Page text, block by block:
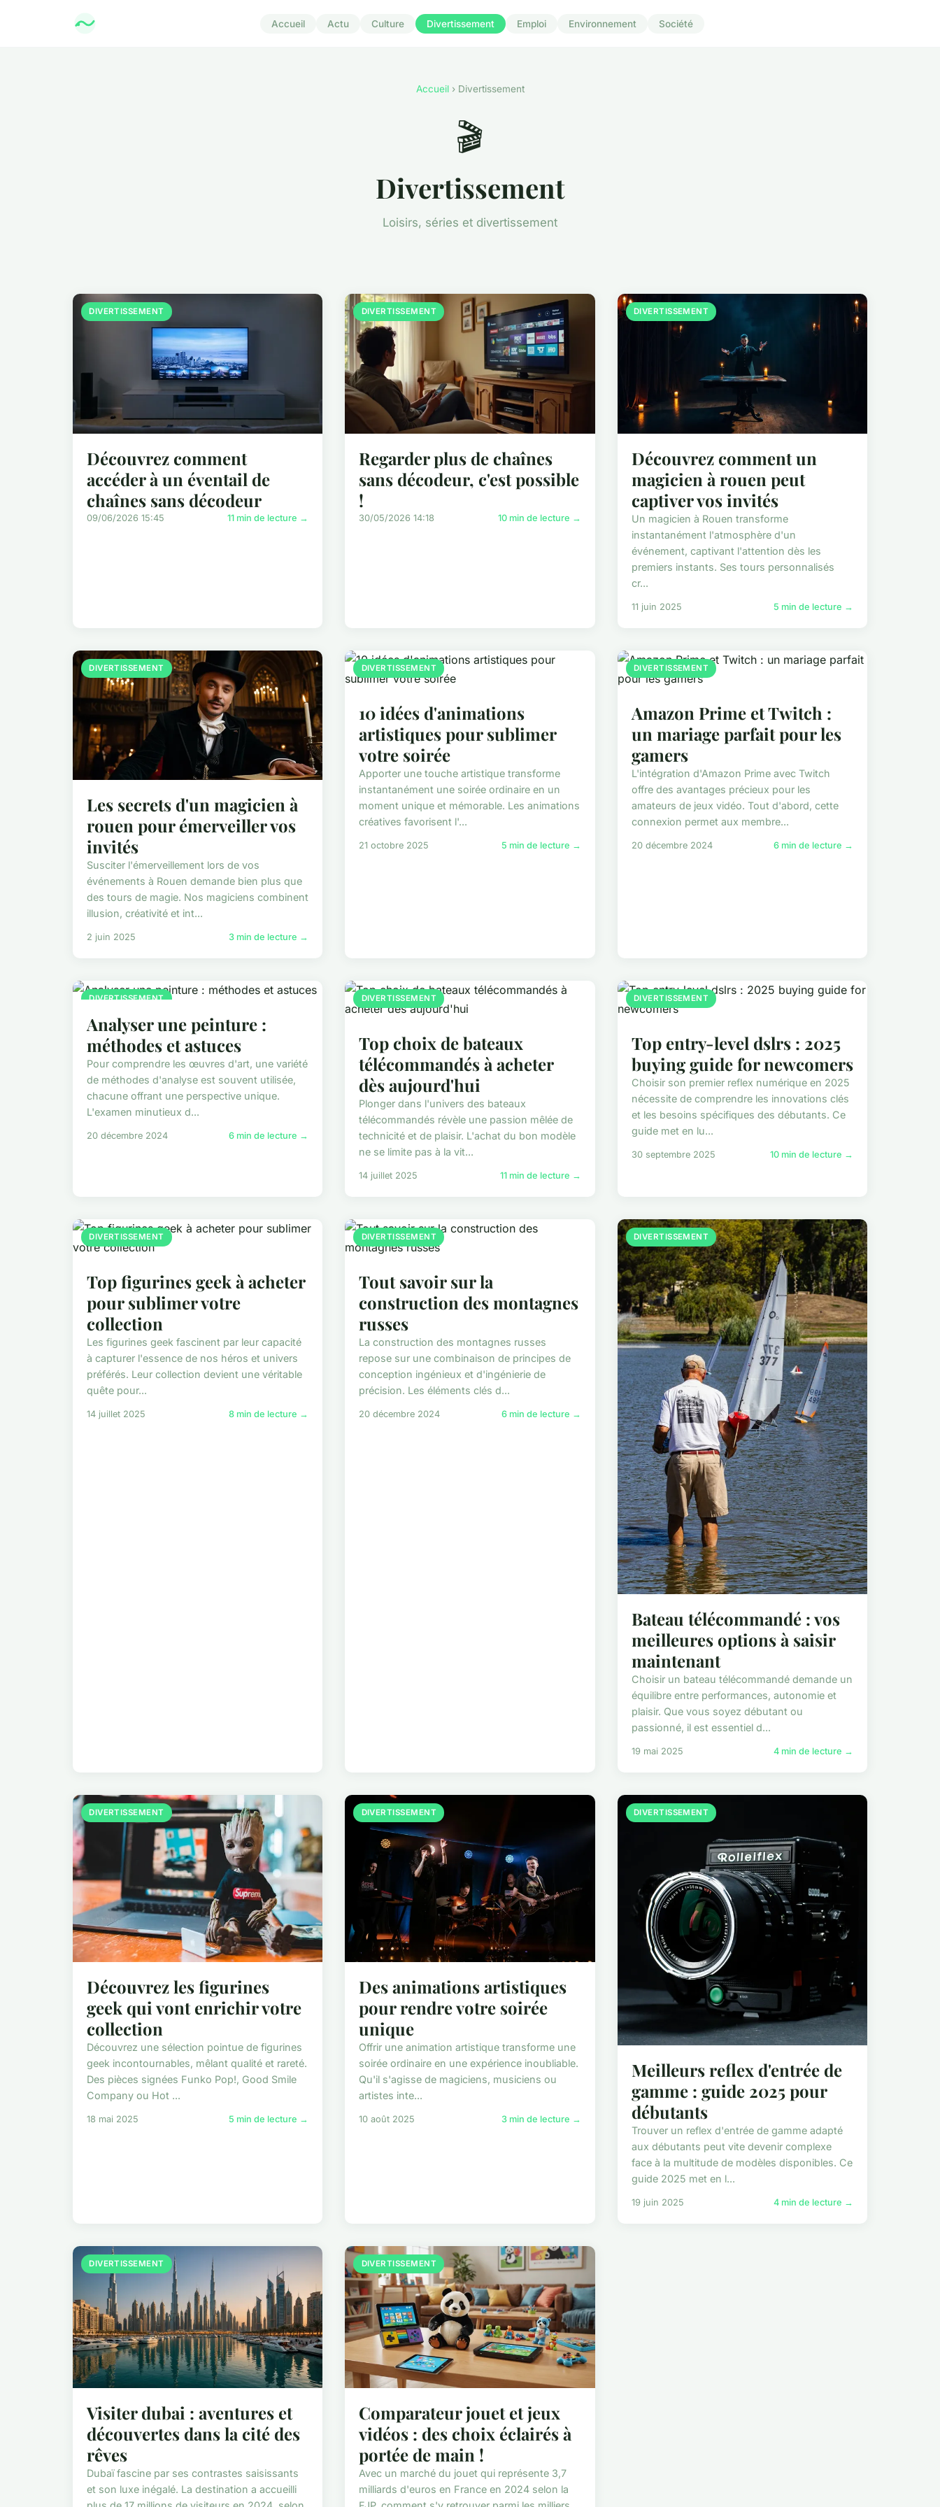
Accueil Actu Culture Divertissement Emploi Environnement Société
Accueil› Divertissement
🎬
Divertissement
Loisirs, séries et divertissement
DIVERTISSEMENT
Découvrez comment
accéder à un éventail de
chaînes sans décodeur
09/06/2026 15:45 11 min de lecture →
DIVERTISSEMENT
Regarder plus de chaînes
sans décodeur, c'est possible
!
30/05/2026 14:18 10 min de lecture →
DIVERTISSEMENT
Découvrez comment un
magicien à rouen peut
captiver vos invités
Un magicien à Rouen transforme
instantanément l'atmosphère d'un
événement, captivant l'attention dès les
premiers instants. Ses tours personnalisés
cr...
11 juin 2025 5 min de lecture →
DIVERTISSEMENT
Les secrets d'un magicien à
rouen pour émerveiller vos
invités
Susciter l'émerveillement lors de vos
événements à Rouen demande bien plus que
des tours de magie. Nos magiciens combinent
illusion, créativité et int...
2 juin 2025 3 min de lecture →
DIVERTISSEMENT
10 idées d'animations
artistiques pour sublimer
votre soirée
Apporter une touche artistique transforme
instantanément une soirée ordinaire en un
moment unique et mémorable. Les animations
créatives favorisent l'...
21 octobre 2025 5 min de lecture →
DIVERTISSEMENT
Amazon Prime et Twitch :
un mariage parfait pour les
gamers
L'intégration d'Amazon Prime avec Twitch
offre des avantages précieux pour les
amateurs de jeux vidéo. Tout d'abord, cette
connexion permet aux membre...
20 décembre 2024 6 min de lecture →
DIVERTISSEMENT
Analyser une peinture :
méthodes et astuces
Pour comprendre les œuvres d'art, une variété
de méthodes d'analyse est souvent utilisée,
chacune offrant une perspective unique.
L'examen minutieux d...
20 décembre 2024 6 min de lecture →
DIVERTISSEMENT
Top choix de bateaux
télécommandés à acheter
dès aujourd'hui
Plonger dans l'univers des bateaux
télécommandés révèle une passion mêlée de
technicité et de plaisir. L'achat du bon modèle
ne se limite pas à la vit...
14 juillet 2025 11 min de lecture →
DIVERTISSEMENT
Top entry-level dslrs : 2025
buying guide for newcomers
Choisir son premier reflex numérique en 2025
nécessite de comprendre les innovations clés
et les besoins spécifiques des débutants. Ce
guide met en lu...
30 septembre 2025 10 min de lecture →
DIVERTISSEMENT
Top figurines geek à acheter
pour sublimer votre
collection
Les figurines geek fascinent par leur capacité
à capturer l'essence de nos héros et univers
préférés. Leur collection devient une véritable
quête pour...
14 juillet 2025 8 min de lecture →
DIVERTISSEMENT
Tout savoir sur la
construction des montagnes
russes
La construction des montagnes russes
repose sur une combinaison de principes de
conception ingénieux et d'ingénierie de
précision. Les éléments clés d...
20 décembre 2024 6 min de lecture →
DIVERTISSEMENT
Bateau télécommandé : vos
meilleures options à saisir
maintenant
Choisir un bateau télécommandé demande un
équilibre entre performances, autonomie et
plaisir. Que vous soyez débutant ou
passionné, il est essentiel d...
19 mai 2025 4 min de lecture →
DIVERTISSEMENT
Découvrez les figurines
geek qui vont enrichir votre
collection
Découvrez une sélection pointue de figurines
geek incontournables, mêlant qualité et rareté.
Des pièces signées Funko Pop!, Good Smile
Company ou Hot ...
18 mai 2025 5 min de lecture →
DIVERTISSEMENT
Des animations artistiques
pour rendre votre soirée
unique
Offrir une animation artistique transforme une
soirée ordinaire en une expérience inoubliable.
Qu'il s'agisse de magiciens, musiciens ou
artistes inte...
10 août 2025 3 min de lecture →
DIVERTISSEMENT
Meilleurs reflex d'entrée de
gamme : guide 2025 pour
débutants
Trouver un reflex d'entrée de gamme adapté
aux débutants peut vite devenir complexe
face à la multitude de modèles disponibles. Ce
guide 2025 met en l...
19 juin 2025 4 min de lecture →
DIVERTISSEMENT
Visiter dubai : aventures et
découvertes dans la cité des
rêves
Dubaï fascine par ses contrastes saisissants
et son luxe inégalé. La destination a accueilli
DIVERTISSEMENT
Comparateur jouet et jeux
vidéos : des choix éclairés à
portée de main !
Avec un marché du jouet qui représente 3,7
milliards d'euros en France en 2024 selon la